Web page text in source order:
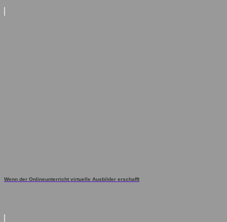
Wenn der Onlineunterricht virtuelle Ausbilder erschafft